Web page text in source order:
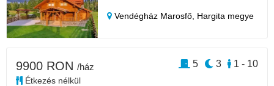
Vendégház Marosfő, Hargita megye
9900 RON /ház
Étkezés nélkül
1 - 10
3
5